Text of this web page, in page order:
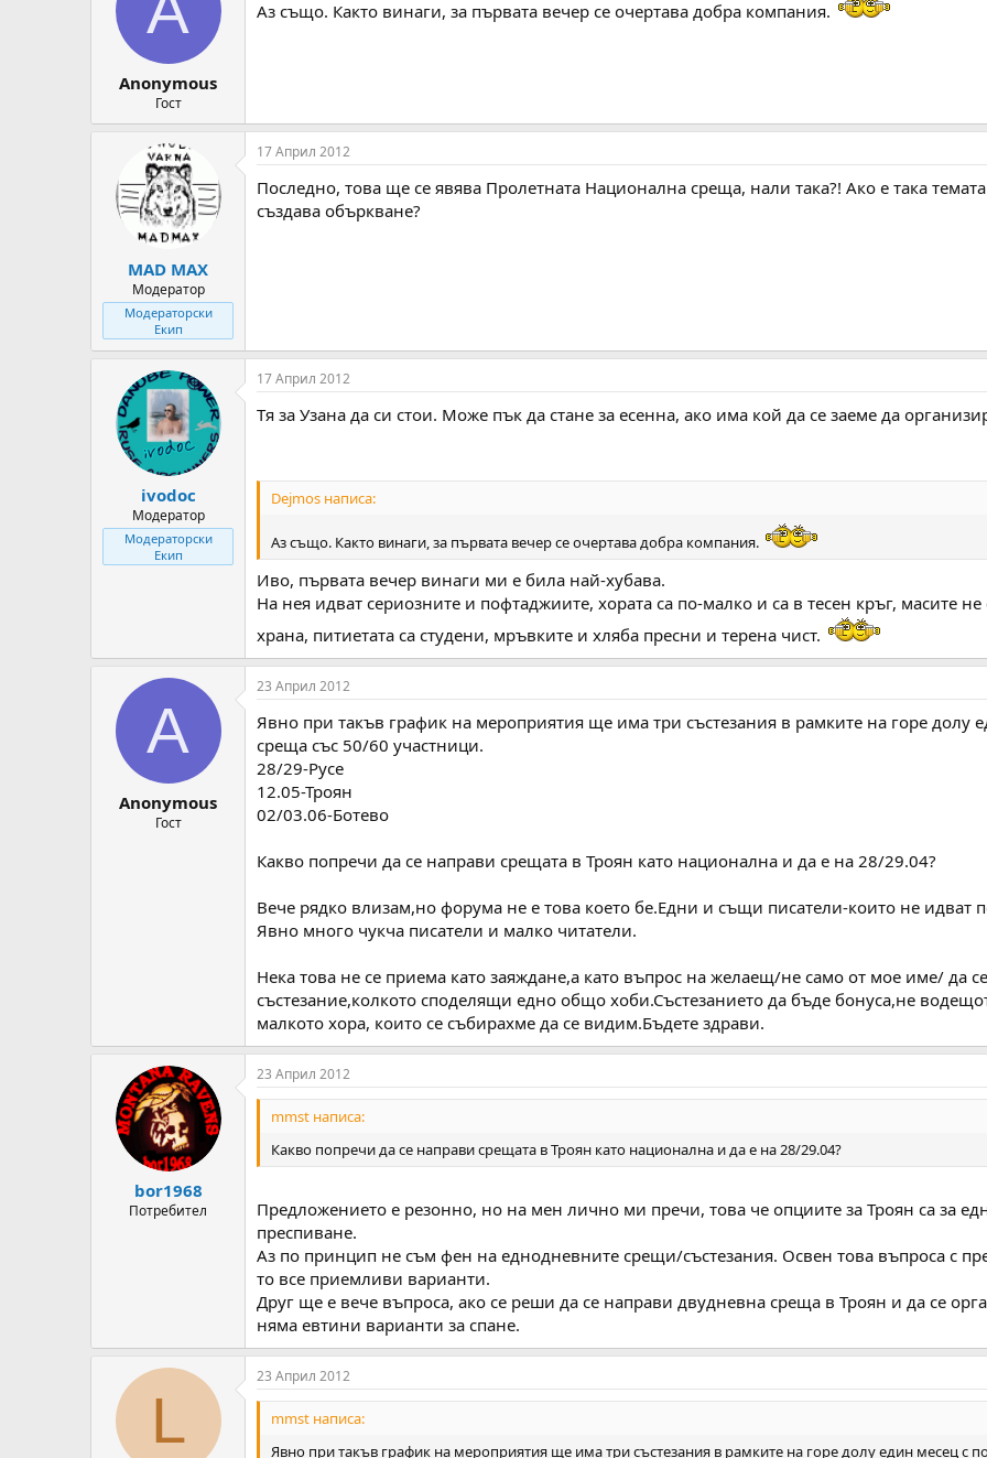
Anonymous
Гост
Аз също. Както винаги, за първата вечер се очертава добра компания.
MAD MAX
Модератор
Модераторски
Екип
17 Април 2012
Последно, това ще се явява Пролетната Национална среща, нали така?! Ако е така
създава объркване?
ivodoc
Модератор
Модераторски
Екип
17 Април 2012
Тя за Узана да си стои. Може пък да стане за есенна, ако има кой да се заеме да
Dejmos написа:
Аз също. Както винаги, за първата вечер се очертава добра компания.
Иво, първата вечер винаги ми е била най-хубава.
На нея идват сериозните и пофтаджиите, хората са по-малко и са в тесен кръг, масите
храна, питиетата са студени, мръвките и хляба пресни и терена чист.
A
Anonymous
Гост
23 Април 2012
Явно при такъв график на мероприятия ще има три състезания в рамките на горе долу
среща със 50/60 участници.
28/29-Русе
12.05-Троян
02/03.06-Ботево
Какво попречи да се направи срещата в Троян като национална и да е на 28/29.04?
Вече рядко влизам,но форума не е това което бе.Едни и същи писатели-които не идват
Явно много чукча писатели и малко читатели.
Нека това не се приема като заяждане,а като въпрос на желаещ/не само от мое име/ да
състезание,колкото споделящи едно общо хоби.Състезанието да бъде бонуса,не
малкото хора, които се събирахме да се видим.Бъдете здрави.
bor1968
Потребител
23 Април 2012
mmst написа:
Какво попречи да се направи срещата в Троян като национална и да е на 28/29.04?
Предложението е резонно, но на мен лично ми пречи, това че опциите за Троян са за
преспиване.
Аз по принцип не съм фен на еднодневните срещи/състезания. Освен това въпроса с
то все приемливи варианти.
Друг ще е вече въпроса, ако се реши да се направи двудневна среща в Троян и да се
няма евтини варианти за спане.
L
23 Април 2012
mmst написа:
Явно при такъв график на мероприятия ще има три състезания в рамките на горе долу един месец с